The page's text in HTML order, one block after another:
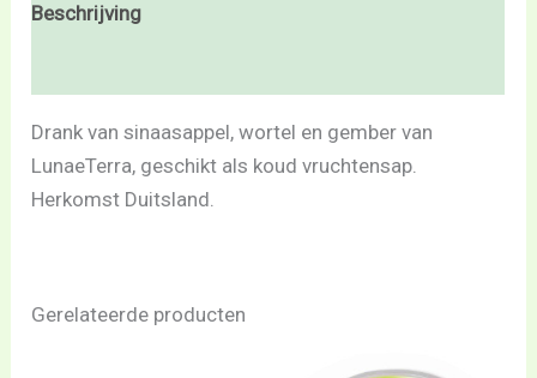
Beschrijving
Drank van sinaasappel, wortel en gember van
LunaeTerra, geschikt als koud vruchtensap.
Herkomst Duitsland.
Gerelateerde producten